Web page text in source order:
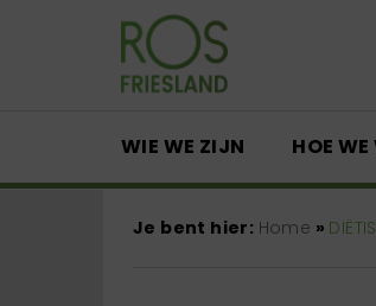
WIE WE ZIJN HOE WE
Je bent hier: Home »